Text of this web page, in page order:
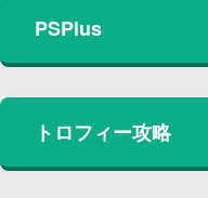
PSPlus
トロフィー攻略